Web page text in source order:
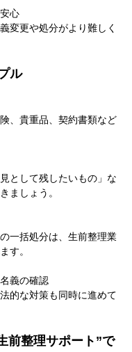
心
変更や処分がより難しく
ル
、貴重品、契約書類など
として残したいもの」な
ましょう。
一括処分は、生前整理業
す。
義の確認
的な対策も同時に進めて
前整理サポート”で